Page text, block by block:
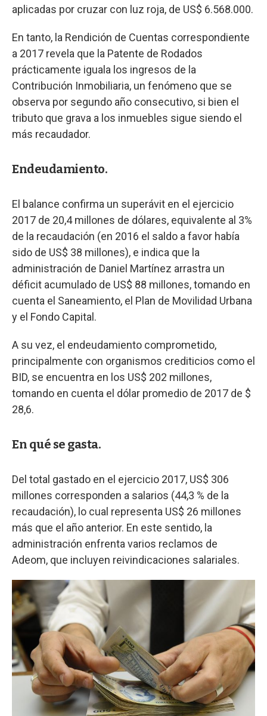
aplicadas por cruzar con luz roja, de US$ 6.568.000.
En tanto, la Rendición de Cuentas correspondiente
a 2017 revela que la Patente de Rodados
prácticamente iguala los ingresos de la
Contribución Inmobiliaria, un fenómeno que se
observa por segundo año consecutivo, si bien el
tributo que grava a los inmuebles sigue siendo el
más recaudador.
Endeudamiento.
El balance confirma un superávit en el ejercicio
2017 de 20,4 millones de dólares, equivalente al 3%
de la recaudación (en 2016 el saldo a favor había
sido de US$ 38 millones), e indica que la
administración de Daniel Martínez arrastra un
déficit acumulado de US$ 88 millones, tomando en
cuenta el Saneamiento, el Plan de Movilidad Urbana
y el Fondo Capital.
A su vez, el endeudamiento comprometido,
principalmente con organismos crediticios como el
BID, se encuentra en los US$ 202 millones,
tomando en cuenta el dólar promedio de 2017 de $
28,6.
En qué se gasta.
Del total gastado en el ejercicio 2017, US$ 306
millones corresponden a salarios (44,3 % de la
recaudación), lo cual representa US$ 26 millones
más que el año anterior. En este sentido, la
administración enfrenta varios reclamos de
Adeom, que incluyen reivindicaciones salariales.